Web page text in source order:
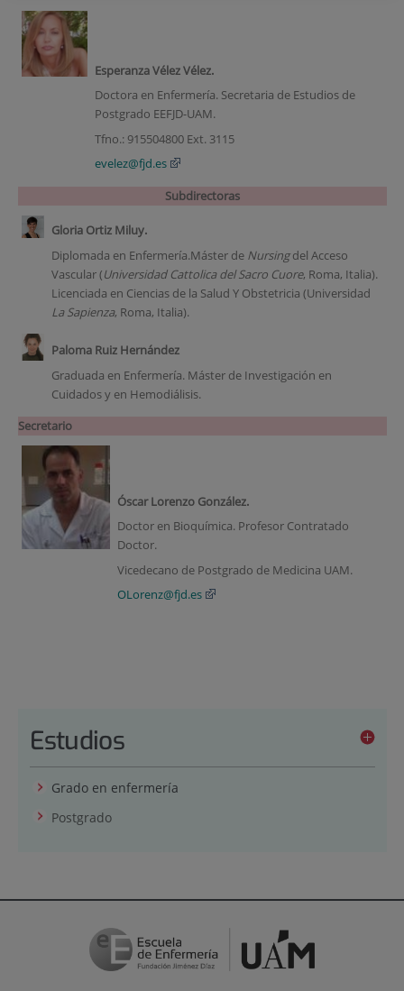
Esperanza Vélez Vélez.
Doctora en Enfermería. Secretaria de Estudios de
Postgrado EEFJD-UAM.
Tfno.: 915504800 Ext. 3115
evelez@fjd.es
Subdirectoras
Gloria Ortiz Miluy.
Diplomada en Enfermería.Máster de Nursingdel Acceso
Vascular (Universidad Cattolica del Sacro Cuore, Roma, Italia).
Licenciada en Ciencias de la Salud Y Obstetricia (Universidad
La Sapienza, Roma, Italia).
Paloma Ruiz Hernández
Graduada en Enfermería. Máster de Investigación en
Cuidados y en Hemodiálisis.
Secretario
Óscar Lorenzo González.
Doctor en Bioquímica. Profesor Contratado
Doctor.
Vicedecano de Postgrado de Medicina UAM.
OLorenz@fjd.es
Estudios
Grado en enfermería
Postgrado